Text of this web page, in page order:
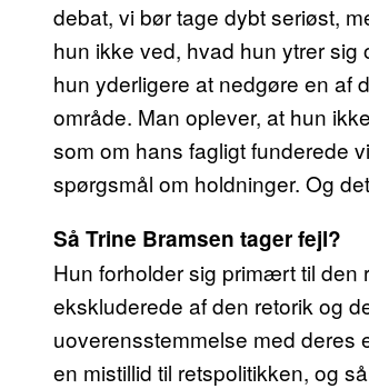
debat, vi bør tage dybt seriøst,
hun ikke ved, hvad hun ytrer
hun yderligere at nedgøre en af
område. Man oplever, at hun
som om hans fagligt funderede
spørgsmål om holdninger. Og
Så Trine Bramsen tager fejl?
Hun forholder sig primært til den
ekskluderede af den retorik og
uoverensstemmelse med deres
en mistillid til retspolitikken, og